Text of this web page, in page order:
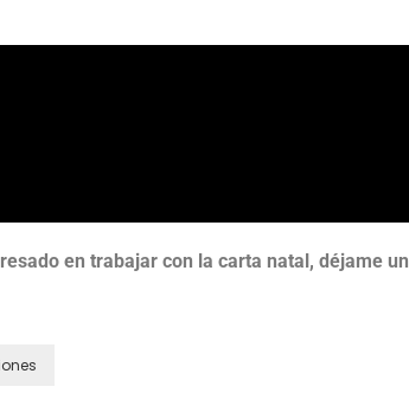
en trabajar con la carta natal, déjame un